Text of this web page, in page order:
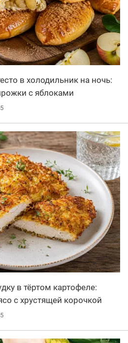
в холодильник на ночь:
с яблоками
в тёртом картофеле:
с хрустящей корочкой